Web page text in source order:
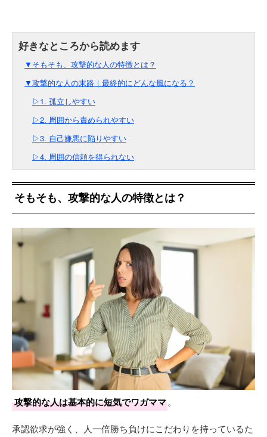
▼そもそも、攻撃的な人の特徴とは？
▼攻撃的な人の末路｜最終的にどんな風になる？
▷1. 孤立しやすい
▷2. 周囲から責められやすい
▷3. 自己嫌悪に陥りやすい
▷4. 周囲の信頼を得られない
そもそも、攻撃的な人の特徴とは？
攻撃的な人は基本的に短気でワガママ。
承認欲求が強く、人一倍勝ち負けにこだわりを持っているた